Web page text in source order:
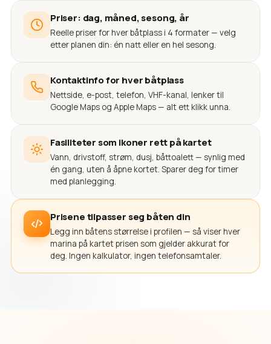
Priser: dag, måned, sesong, år
Reelle priser for hver båtplass i 4 formater — velg
etter planen din: én natt eller en hel sesong.
Kontaktinfo for hver båtplass
Nettside, e-post, telefon, VHF-kanal, lenker til
Google Maps og Apple Maps — alt ett klikk unna.
Fasiliteter som ikoner rett på kartet
Vann, drivstoff, strøm, dusj, båttoalett — synlig med
én gang, uten å åpne kortet. Sparer deg for timer
med planlegging.
Prisene tilpasser seg båten din
Legg inn båtens størrelse i profilen — så viser hver
marina på kartet prisen som gjelder akkurat for
deg. Ingen kalkulator, ingen telefonsamtaler.